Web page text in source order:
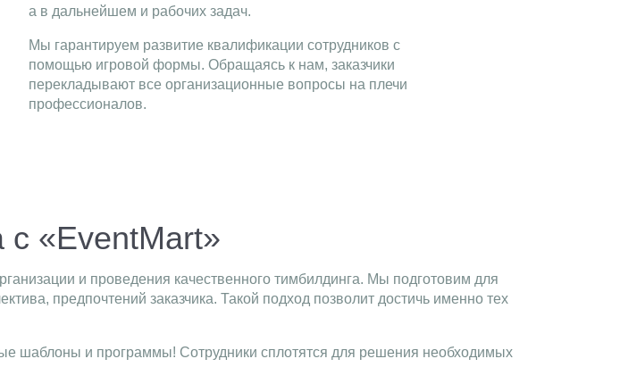
а в дальнейшем и рабочих задач.
Мы гарантируем развитие квалификации сотрудников с
помощью игровой формы. Обращаясь к нам, заказчики
перекладывают все организационные вопросы на плечи
профессионалов.
с «EventMart»
и проведения качественного тимбилдинга. Мы подготовим для
предпочтений заказчика. Такой подход позволит достичь именно тех
шаблоны и программы! Сотрудники сплотятся для решения необходимых